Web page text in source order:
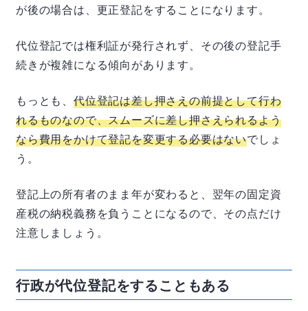
が後の場合は、更正登記をすることになります。
代位登記では権利証が発行されず、その後の登記手
続きが複雑になる傾向があります。
もっとも、 代位登記は差し押さえの前提として行わ
れるものなので、スムーズに差し押さえられるよう
なら費用をかけて登記を変更する必要はないでしょ
う。
登記上の所有者のまま年が変わると、翌年の固定資
産税の納税義務を負うことになるので、その点だけ
注意しましょう。
行政が代位登記をすることもある